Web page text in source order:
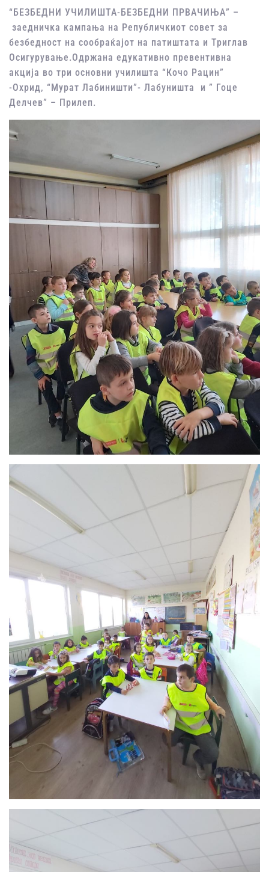
“БЕЗБЕДНИ УЧИЛИШТА-БЕЗБЕДНИ ПРВАЧИЊА” –
заедничка кампања на Републичкиот совет за
безбедност на сообраќајот на патиштата и Триглав
Осигурување.Одржана едукативно превентивна
акција во три основни училишта “Кочо Рацин”
-Охрид, “Мурат Лабиништи”- Лабуништа и ” Гоце
Делчев” – Прилеп.